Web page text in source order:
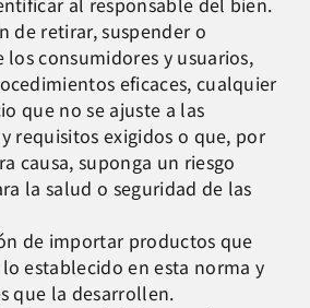
de retirar, suspender o
los consumidores y usuarios,
eficaces, cualquier
que no se ajuste a las
requisitos exigidos o que, por
causa, suponga un riesgo
la salud o seguridad de las
de importar productos que
establecido en esta norma y
que la desarrollen.